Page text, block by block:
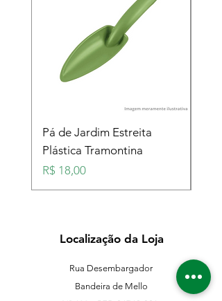
Pá de Jardim Estreita
Plástica Tramontina
Preço
R$ 18,00
Localização da Loja
Rua Desembargador
Bandeira de Mello